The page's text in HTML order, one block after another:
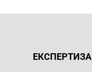
ЕКСПЕРТИЗА